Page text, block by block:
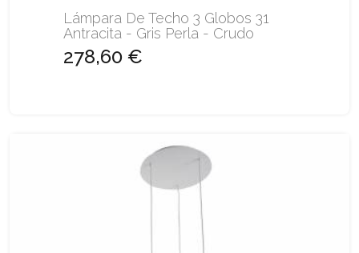
Lámpara De Techo 3 Globos 31
Antracita - Gris Perla - Crudo
278,60 €